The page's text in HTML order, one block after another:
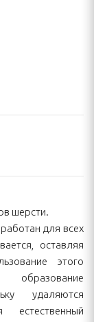
шерсти.
для всех
оставляя
этого
удаляются
естественный